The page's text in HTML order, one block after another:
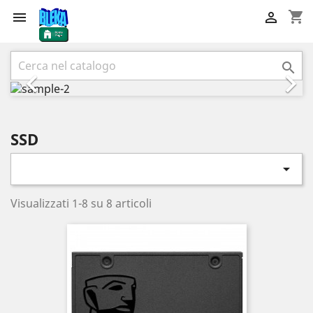
 shopping_cart



Precedente

SSD

Visualizzati 1-8 su 8 articoli